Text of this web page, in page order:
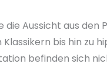
Aussicht aus den
bis hin zu
befinden sich